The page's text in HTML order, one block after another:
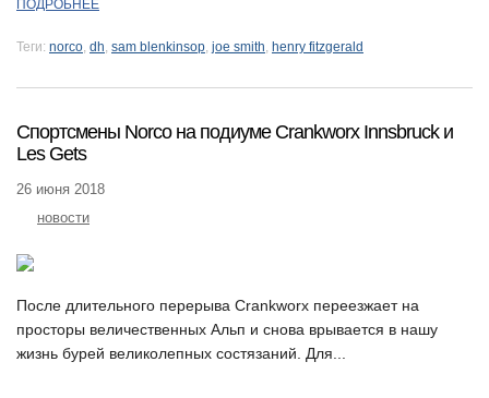
ПОДРОБНЕЕ
Теги: norco, dh, sam blenkinsop, joe smith, henry fitzgerald
Спортсмены Norco на подиуме Crankworx Innsbruck и
Les Gets
26 июня 2018
новости
После длительного перерыва Crankworx переезжает на
просторы величественных Альп и снова врывается в нашу
жизнь бурей великолепных состязаний. Для...